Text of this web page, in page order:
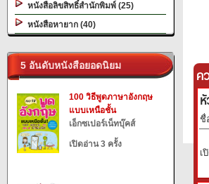
หนังสือลิขสิทธิ์สำนักพิมพ์ (25)
หนังสือหายาก (40)
5 อันดับหนังสือยอดนิยม
100 วิธีพูดภาษาอังกฤษ
แบบเหนือชั้น
เอ็กซเปอร์เน็ทบุ๊คส์
เปิดอ่าน 3 ครั้ง
ค
ชื่
เ